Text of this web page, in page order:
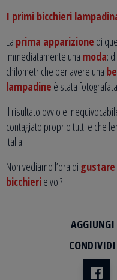
I primi bicchieri
La prima apparizione di
immediatamente una moda:
chilometriche per avere una
lampadine è stata
Il risultato ovvio e
contagiato proprio tutti e che
Italia.
Non vediamo l’ora di
bicchierie voi?
CONDIVIDI